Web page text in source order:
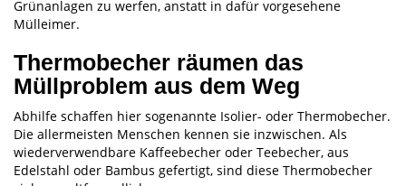
Grünanlagen zu werfen, anstatt in dafür vorgesehene
Mülleimer.
Thermobecher räumen das
Müllproblem aus dem Weg
Abhilfe schaffen hier sogenannte Isolier- oder Thermobecher.
Die allermeisten Menschen kennen sie inzwischen. Als
wiederverwendbare Kaffeebecher oder Teebecher, aus
Edelstahl oder Bambus gefertigt, sind diese Thermobecher